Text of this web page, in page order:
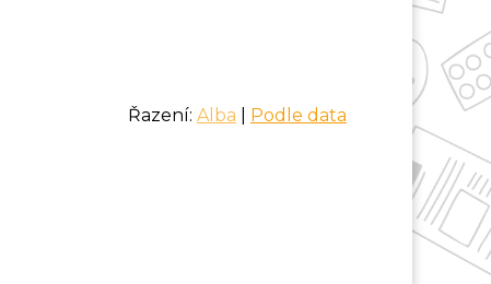
Řazení: Alba Podle data